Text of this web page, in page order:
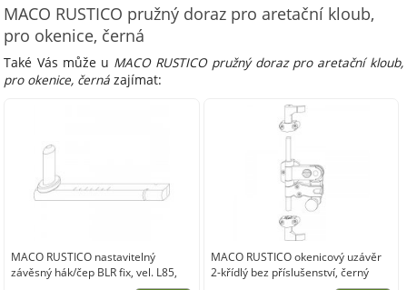
MACO RUSTICO pružný doraz pro aretační kloub,
pro okenice, černá
Také Vás může u MACO RUSTICO pružný doraz pro aretační kloub,
pro okenice, černá zajímat:
MACO RUSTICO nastavitelný
závěsný hák/čep BLR fix, vel. L85,
MACO RUSTICO okenicový uzávěr
2-křídlý bez příslušenství, černý